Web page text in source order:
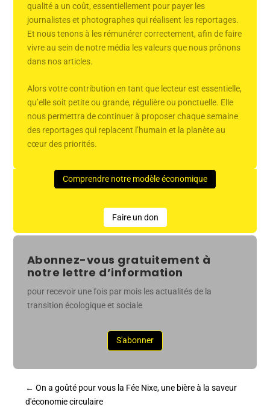
qualité a un coût, essentiellement pour payer les
journalistes et photographes qui réalisent les reportages.
Et nous tenons à les rémunérer correctement, afin de faire
vivre au sein de notre média les valeurs que nous prônons
dans nos articles.
Alors votre contribution en tant que lecteur est essentielle,
qu’elle soit petite ou grande, régulière ou ponctuelle. Elle
nous permettra de continuer à proposer chaque semaine
des reportages qui replacent l’humain et la planète au
cœur des priorités.
Comprendre notre modèle économique
Faire un don
Abonnez-vous gratuitement à
notre lettre d’information
pour recevoir une fois par mois les actualités de la
transition écologique et sociale
S'abonner
←On a goûté pour vous la Fée Nixe, une bière à la saveur
d'économie circulaire